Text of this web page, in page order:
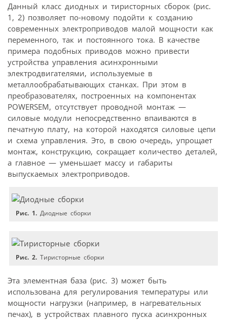
Данный класс диодных и тиристорных сборок (рис.
1, 2) позволяет по-новому подойти к созданию
современных электроприводов малой мощности как
переменного, так и постоянного тока. В качестве
примера подобных приводов можно привести
устройства управления асинхронными
электродвигателями, используемые в
металлообрабатывающих станках. При этом в
преобразователях, построенных на компонентах
POWERSEM, отсутствует проводной монтаж —
силовые модули непосредственно впаиваются в
печатную плату, на которой находятся силовые цепи
и схема управления. Это, в свою очередь, упрощает
монтаж, конструкцию, сокращает количество деталей,
а главное — уменьшает массу и габариты
выпускаемых электроприводов.
Рис. 1. Диодные сборки
Рис. 2. Тиристорные сборки
Эта элементная база (рис. 3) может быть
использована для регулирования температуры или
мощности нагрузки (например, в нагревательных
печах), в устройствах плавного пуска асинхронных